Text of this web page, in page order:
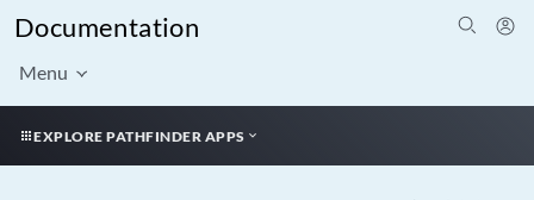
Documentation
Menu
EXPLORE PATHFINDER APPS